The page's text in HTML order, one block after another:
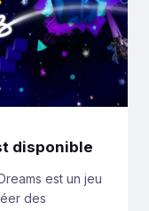
disponible
est un jeu
des